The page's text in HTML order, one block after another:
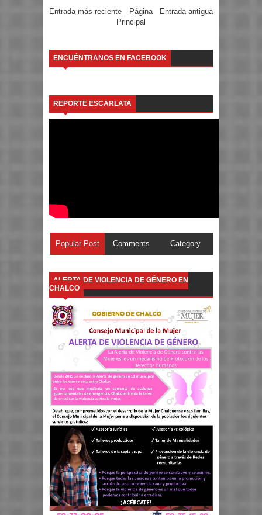
Entrada más reciente Entrada antigua
Página
Principal
ENCUÉNTRANOS EN FACEBOOK
REPORTE ESCARLATA
Popular Post Comments Category
ALERTA DE VIOLENCIA DE GÉNERO EN
CHALCO